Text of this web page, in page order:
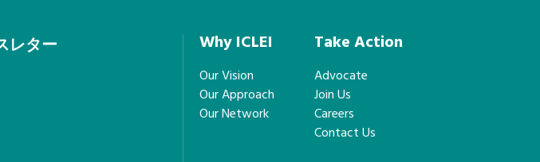
レター Why ICLEI
Our Vision
Our Approach
Our Network
Take Action
Advocate
Join Us
Careers
Contact Us